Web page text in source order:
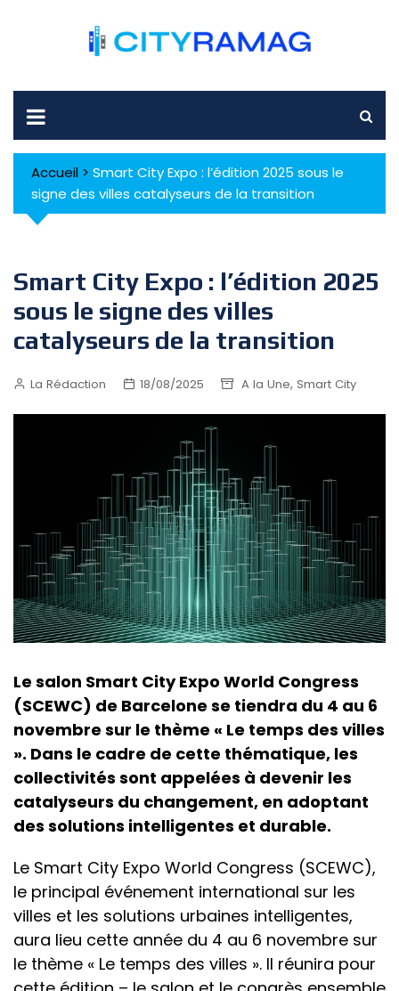
Accueil > Smart City Expo : l’édition 2025 sous le
signe des villes catalyseurs de la transition
Smart City Expo : l’édition 2025
sous le signe des villes
catalyseurs de la transition
La Rédaction 18/08/2025 A la Une, Smart City
Le salon Smart City Expo World Congress
(SCEWC) de Barcelone se tiendra du 4 au 6
novembre sur le thème « Le temps des villes
». Dans le cadre de cette thématique, les
collectivités sont appelées à devenir les
catalyseurs du changement, en adoptant
des solutions intelligentes et durable.
Le Smart City Expo World Congress (SCEWC),
le principal événement international sur les
villes et les solutions urbaines intelligentes,
aura lieu cette année du 4 au 6 novembre sur
le thème « Le temps des villes ». Il réunira pour